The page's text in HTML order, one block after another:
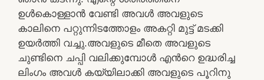
ഉൾകൊള്ളാൻ വേണ്ടി അവൾ അവളുടെ
കാലിനെ പറ്റുന്നിടത്തോളം അകറ്റി മുട്ട് മടക്കി
ഉയർത്തി വച്ചു.അവളുടെ മീതെ അവളുടെ
ചുണ്ടിനെ ചപ്പി വലിക്കുമ്പോൾ എൻറെ ഉദ്ധരിച്ച
ലിംഗം അവൾ കയ്യിലാക്കി അവളുടെ പൂറിനു